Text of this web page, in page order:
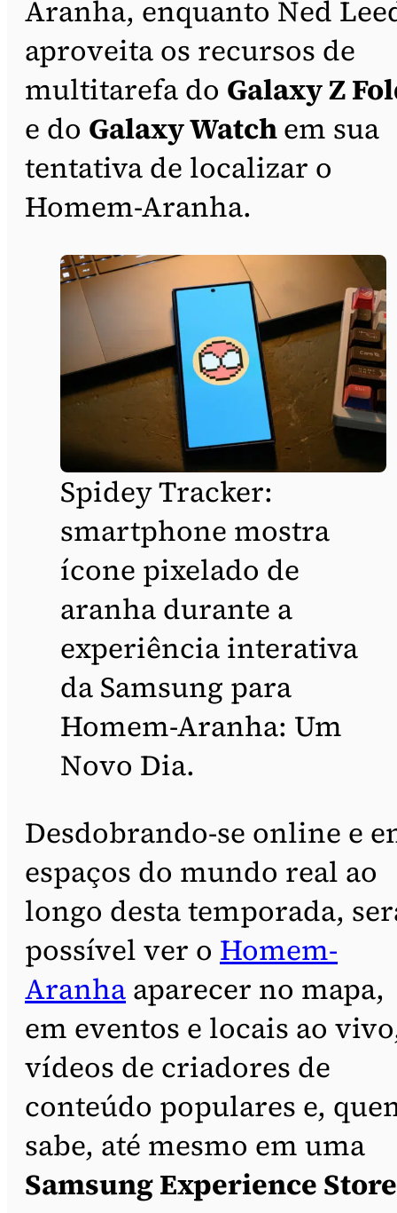
Aranha, enquanto Ned
aproveita os recursos de
multitarefa do Galaxy Z
e do Galaxy Watchem sua
tentativa de localizar o
Homem-Aranha.
Spidey Tracker:
smartphone mostra
ícone pixelado de
aranha durante a
experiência interativa
da Samsung para
Homem-Aranha: Um
Novo Dia.
Desdobrando-se online e
espaços do mundo real ao
longo desta temporada,
possível ver o Homem-
Aranha aparecer no mapa,
em eventos e locais ao
vídeos de criadores de
conteúdo populares e,
sabe, até mesmo em uma
Samsung Experience Store